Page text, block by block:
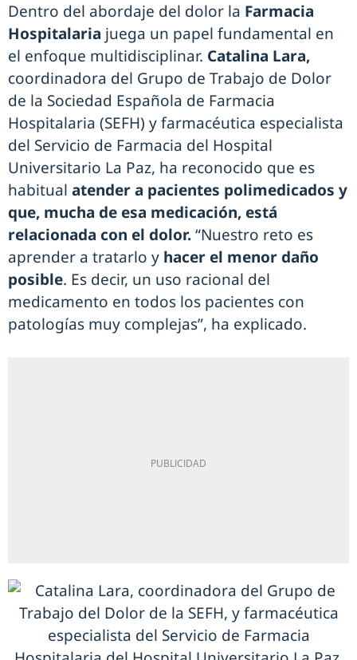
Dentro del abordaje del dolor la Farmacia
Hospitalaria juega un papel fundamental en
el enfoque multidisciplinar. Catalina Lara,
coordinadora del Grupo de Trabajo de Dolor
de la Sociedad Española de Farmacia
Hospitalaria (SEFH) y farmacéutica especialista
del Servicio de Farmacia del Hospital
Universitario La Paz, ha reconocido que es
habitual atender a pacientes polimedicados y
que, mucha de esa medicación, está
relacionada con el dolor.“Nuestro reto es
aprender a tratarlo y hacer el menor daño
posible. Es decir, un uso racional del
medicamento en todos los pacientes con
patologías muy complejas”, ha explicado.